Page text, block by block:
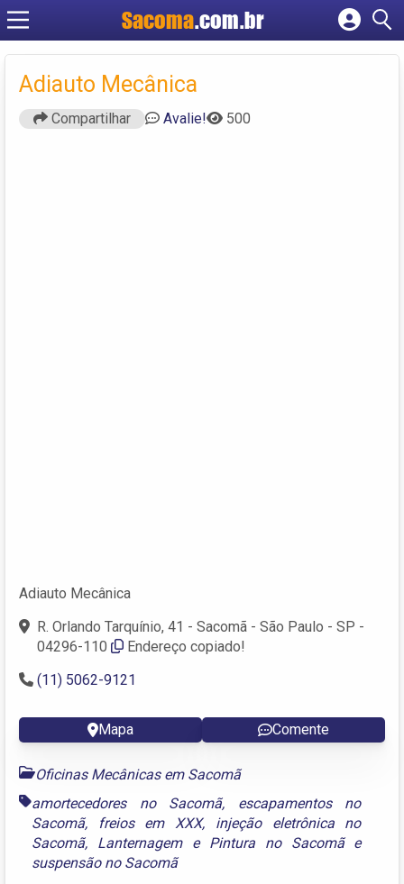
Sacoma.com.br
Cadastrar empresa
Criar conta
Adiauto Mecânica
Compartilhar Avalie! 500
Adiauto Mecânica
R. Orlando Tarquínio, 41 - Sacomã - São Paulo - SP -
04296-110
Endereço copiado!
(11) 5062-9121
Mapa Comente
Oficinas Mecânicas em Sacomã
amortecedores no Sacomã, escapamentos no
Sacomã, freios em XXX, injeção eletrônica no
Sacomã, Lanternagem e Pintura no Sacomãe
suspensão no Sacomã